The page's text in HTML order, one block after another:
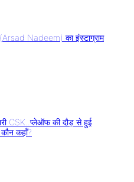
Nadeem) का इंस्टाग्राम
CSK..प्लेऑफ की दौड़ से हुई
कहाँ?